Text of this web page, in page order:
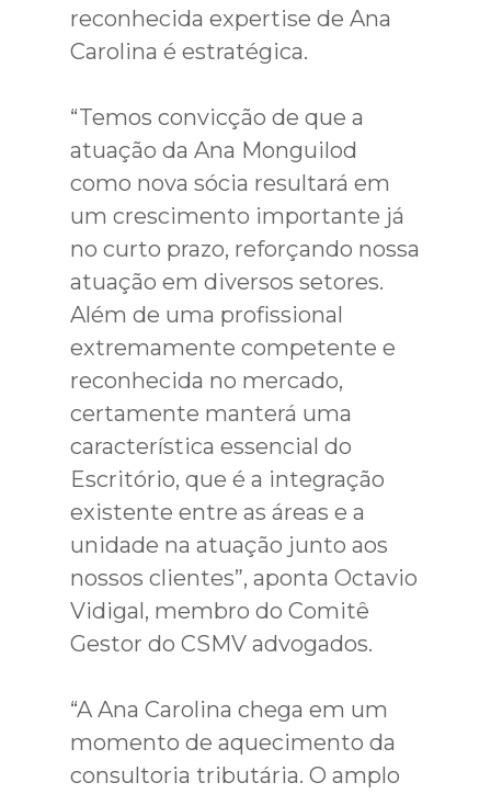
reconhecida expertise de Ana
Carolina é estratégica.
“Temos convicção de que a
atuação da Ana Monguilod
como nova sócia resultará em
um crescimento importante já
no curto prazo, reforçando nossa
atuação em diversos setores.
Além de uma profissional
extremamente competente e
reconhecida no mercado,
certamente manterá uma
característica essencial do
Escritório, que é a integração
existente entre as áreas e a
unidade na atuação junto aos
nossos clientes”, aponta Octavio
Vidigal, membro do Comitê
Gestor do CSMV advogados.
“A Ana Carolina chega em um
momento de aquecimento da
consultoria tributária. O amplo